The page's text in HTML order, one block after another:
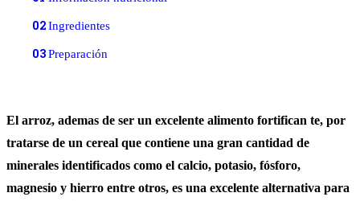
02Ingredientes
03Preparación
El arroz, ademas de ser un excelente alimento fortifican te, por
tratarse de un cereal que contiene una gran cantidad de
minerales identificados como el calcio, potasio, fósforo,
magnesio y hierro entre otros, es una excelente alternativa para